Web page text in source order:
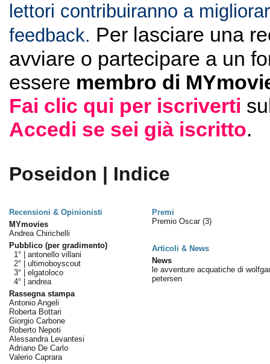
lettori contribuiranno a
feedback. Per lasciare una
avviare o partecipare a un
essere membro di
Fai clic qui per iscriverti
Accedi se sei già iscritto.
Poseidon | Indice
Recensioni & Opinionisti
Premi
MYmovies
Andrea Chirichelli
Pubblico (per gradimento)
1° | antonello villani
2° | ultimoboyscout
3° | elgatoloco
4° | andrea
Rassegna stampa
Antonio Angeli
Roberta Bottari
Giorgio Carbone
Roberto Nepoti
Alessandra Levantesi
Adriano De Carlo
Valerio Caprara
Premio Oscar (3)
Articoli & News
News
le avventure acquatiche di
petersen